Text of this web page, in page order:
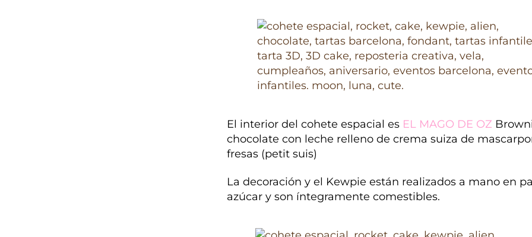
El interior del cohete espacial es EL MAGO DE OZ
chocolate con leche relleno de crema suiza de
fresas (petit suis)
La decoración y el Kewpie están realizados a mano en
azúcar y son íntegramente comestibles.